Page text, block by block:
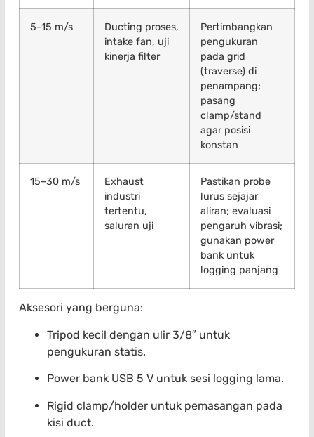
5–15 m/s
Ducting proses,
intake fan, uji
kinerja filter
Pertimbangkan
pengukuran
pada grid
(traverse) di
penampang;
pasang
clamp/stand
agar posisi
konstan
15–30 m/s
Exhaust
industri
tertentu,
saluran uji
Pastikan probe
lurus sejajar
aliran; evaluasi
pengaruh vibrasi;
gunakan power
bank untuk
logging panjang
Aksesori yang berguna:
Tripod kecil dengan ulir 3/8″ untuk
pengukuran statis.
Power bank USB 5 V untuk sesi logging lama.
Rigid clamp/holder untuk pemasangan pada
kisi duct.